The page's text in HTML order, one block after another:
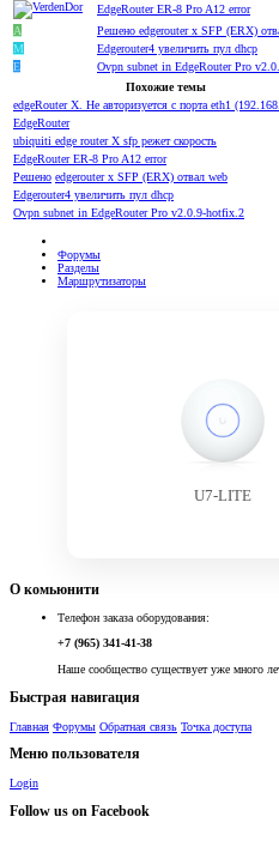
EdgeRouter ER-8 Pro A12 error
A
Решено edgerouter x SFP (ERX)
M
Edgerouter4 увеличить пул dhcp
E
Ovpn subnet in EdgeRouter Pro
Похожие темы
edgeRouter X. Не авторизуется с порта eth1
EdgeRouter
ubiquiti edge router X sfp режет скорость
EdgeRouter ER-8 Pro A12 error
Решено edgerouter x SFP (ERX) отвал web
Edgerouter4 увеличить пул dhcp
Ovpn subnet in EdgeRouter Pro v2.0.9-hotfix.2
Форумы
Разделы
Маршрутизаторы
U7-LITE
О комьюнити
Телефон заказа оборудования:
+7 (965) 341-41-38
Наше сообщество существует уже много
Быстрая навигация
Главная Форумы Обратная связь Точка доступа
Меню пользователя
Login
Follow us on Facebook